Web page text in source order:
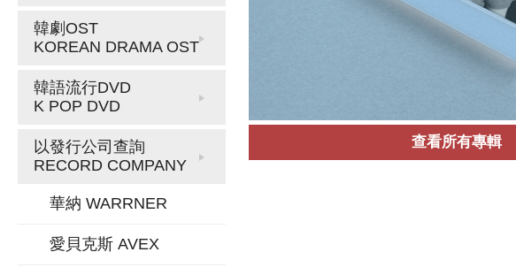
韓劇OST
KOREAN DRAMA OST
韓語流行DVD
K POP DVD
以發行公司查詢
RECORD COMPANY
華納 WARRNER
愛貝克斯 AVEX
查看所有專輯